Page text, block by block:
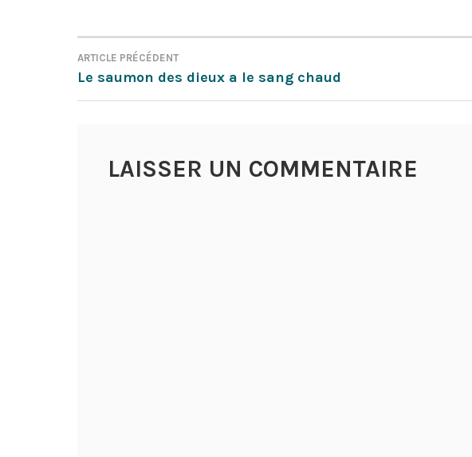
NAVIGATION
DE
ARTICLE PRÉCÉDENT
Le saumon des dieux a le sang chaud
LAISSER UN COMMENTAIRE